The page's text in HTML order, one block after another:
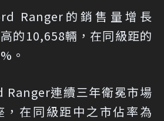
Ranger的銷售量增長
的10,658輛，在同級距的
。
Ranger連續三年衛冕市場
，在同級距中之市佔率為